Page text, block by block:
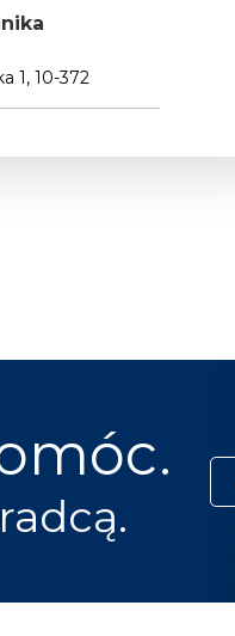
1, 10-372